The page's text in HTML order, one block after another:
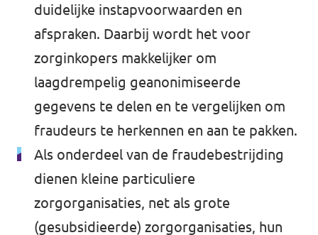
duidelijke instapvoorwaarden en
afspraken. Daarbij wordt het voor
zorginkopers makkelijker om
laagdrempelig geanonimiseerde
gegevens te delen en te vergelijken om
fraudeurs te herkennen en aan te pakken.
Als onderdeel van de fraudebestrijding
dienen kleine particuliere
zorgorganisaties, net als grote
(gesubsidieerde) zorgorganisaties, hun